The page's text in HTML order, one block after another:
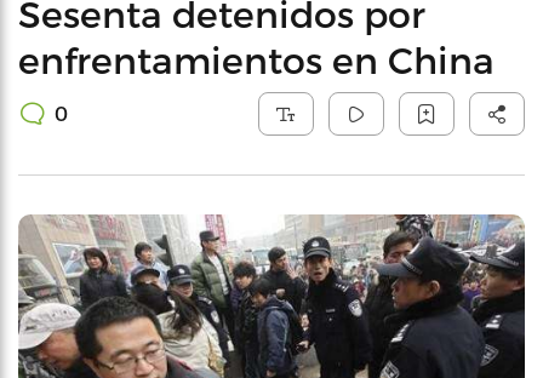
Sesenta detenidos por
enfrentamientos en China
0